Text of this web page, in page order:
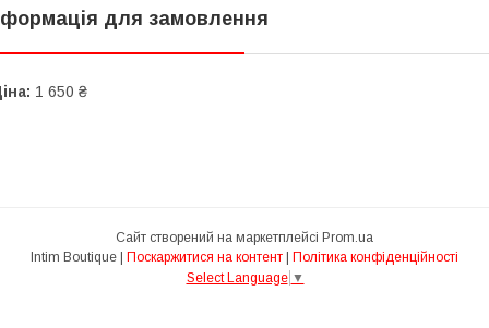
для замовлення
1 650 ₴
Сайт створений на маркетплейсі Prom.ua
Intim Boutique | Поскаржитися на контент | Політика конфіденційності
Select Language ▼